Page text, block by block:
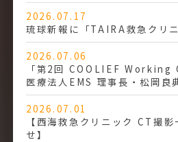
2026.07.17
琉球新報に「TAIRA救急クリ
2026.07.06
「第2回 COOLIEF Working
医療法人EMS 理事長・松岡良
2026.07.01
【西海救急クリニック CT撮
せ】